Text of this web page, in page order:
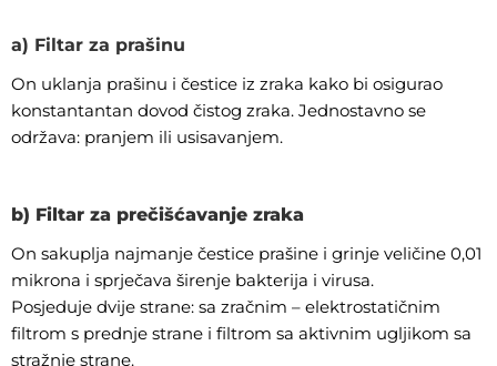
a) Filtar za prašinu
On uklanja prašinu i čestice iz zraka kako bi osigurao
konstantantan dovod čistog zraka. Jednostavno se
održava: pranjem ili usisavanjem.
b) Filtar za prečišćavanje zraka
On sakuplja najmanje čestice prašine i grinje veličine 0,01
mikrona i sprječava širenje bakterija i virusa.
Posjeduje dvije strane: sa zračnim – elektrostatičnim
filtrom s prednje strane i filtrom sa aktivnim ugljikom sa
stražnje strane.